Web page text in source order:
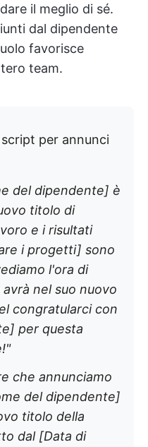
il meglio di sé.
dal dipendente
favorisce
team.
per annunci
del dipendente] è
titolo di
e i risultati
i progetti] sono
l'ora di
nel suo nuovo
congratularci con
per questa
che annunciamo
del dipendente]
titolo della
dal [Data di